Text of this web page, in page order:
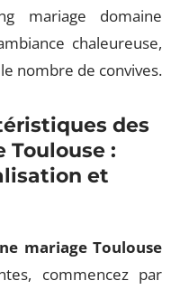
mariage domaine
chaleureuse,
nombre de convives.
des
Toulouse :
et
mariage Toulouse
commencez par